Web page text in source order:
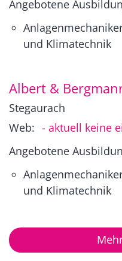
Angebotene
und Klimatechnik
Albert &
Stegaurach
Web: - aktuell keine
Angebotene
und Klimatechnik